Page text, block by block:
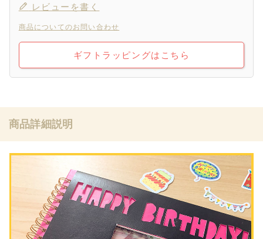
レビューを書く
商品についてのお問い合わせ
ギフトラッピングはこちら
商品詳細説明